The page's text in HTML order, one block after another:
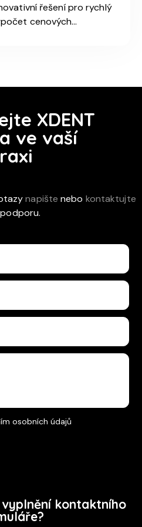
řešení pro rychlý
cenových…
XDENT
ve vaší
napištenebo kontaktujte
osobních údajů
kontaktního